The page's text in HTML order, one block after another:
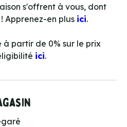
s'offrent à vous, dont
Apprenez-en plus ici.
à partir de 0% sur le prix
ici.